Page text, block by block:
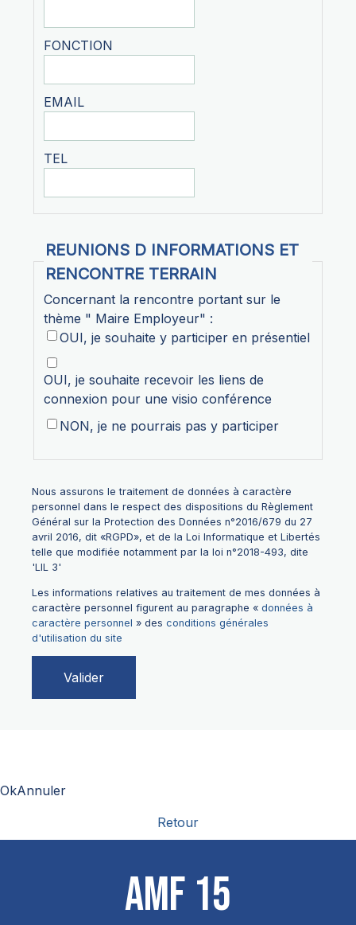
FONCTION
EMAIL
TEL
REUNIONS D INFORMATIONS ET
RENCONTRE TERRAIN
Concernant la rencontre portant sur le
thème " Maire Employeur" :
OUI, je souhaite y participer en présentiel
OUI, je souhaite recevoir les liens de
connexion pour une visio conférence
NON, je ne pourrais pas y participer
Nous assurons le traitement de données à caractère
personnel dans le respect des dispositions du Règlement
Général sur la Protection des Données n°2016/679 du 27
avril 2016, dit «RGPD», et de la Loi Informatique et Libertés
telle que modifiée notamment par la loi n°2018-493, dite
'LIL 3'
Les informations relatives au traitement de mes données à
caractère personnel figurent au paragraphe « données à
caractère personnel » des conditions générales
d'utilisation du site
OkAnnuler
Retour
AMF 15